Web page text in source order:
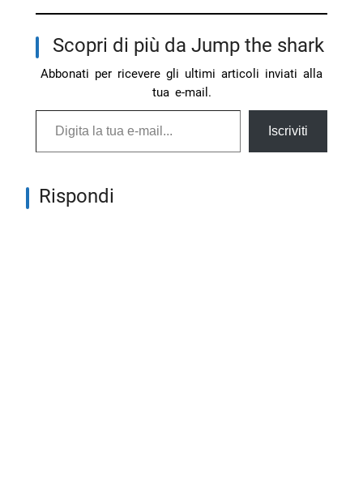
Scopri di più da Jump the shark
Abbonati per ricevere gli ultimi articoli inviati alla
tua e-mail.
Digita la tua e-mail...
Iscriviti
Rispondi